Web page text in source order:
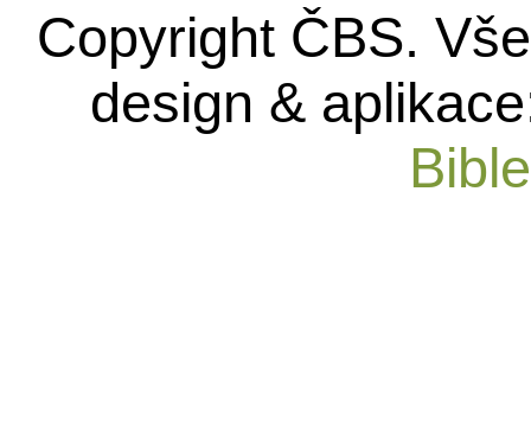
Copyright ČBS.
design &